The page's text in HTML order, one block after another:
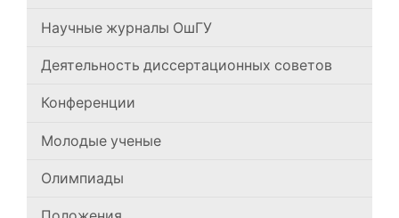
Научные журналы ОшГУ
Деятельность диссертационных советов
Конференции
Молодые ученые
Олимпиады